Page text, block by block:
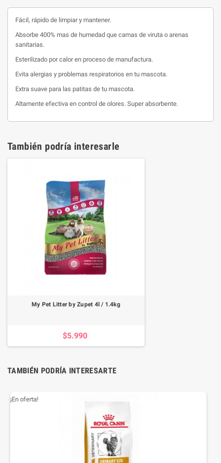
Fácil, rápido de limpiar y mantener.
Absorbe 400% mas de humedad que camas de viruta o arenas
sanitarias.
Esterilizado por calor en proceso de manufactura.
Evita alergias y problemas respiratorios en tu mascota.
Extra suave para las patitas de tu mascota.
Altamente efectiva en control de olores. Super absorbente.
También podría interesarle
My Pet Litter by Zupet 4l / 1.4kg
$5.990
TAMBIÉN PODRÍA INTERESARTE